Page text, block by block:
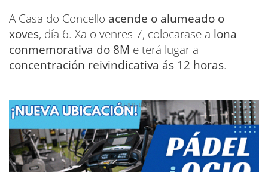
A Casa do Concello acende o alumeado o
xoves, día 6. Xa o venres 7, colocarase a lona
conmemorativa do 8M e terá lugar a
concentración reivindicativa ás 12 horas.